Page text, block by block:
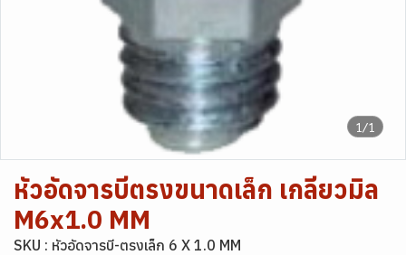
1/1
หัวอัดจารบีตรงขนาดเล็ก เกลียวมิล
M6x1.0 MM
SKU : หัวอัดจารบี-ตรงเล็ก 6 X 1.0 MM